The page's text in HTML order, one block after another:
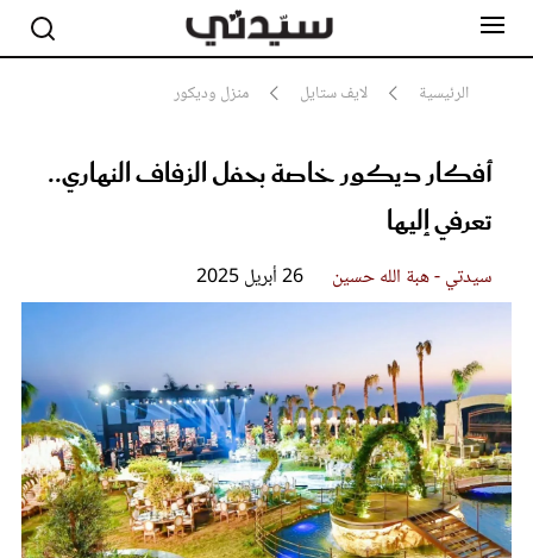
الرئيسية لايف ستايل منزل وديكور
أفكار ديكور خاصة بحفل الزفاف النهاري..
تعرفي إليها
سيدتي - هبة الله حسين 26 أبريل 2025
مشاهير
جمال
صحة ورشاقة
سيدتي وطفلك
لايف ستايل
فيديو
مطبخ سيدتي
مقالات الرأي
ستايل
تقارير
عروس سيدتي